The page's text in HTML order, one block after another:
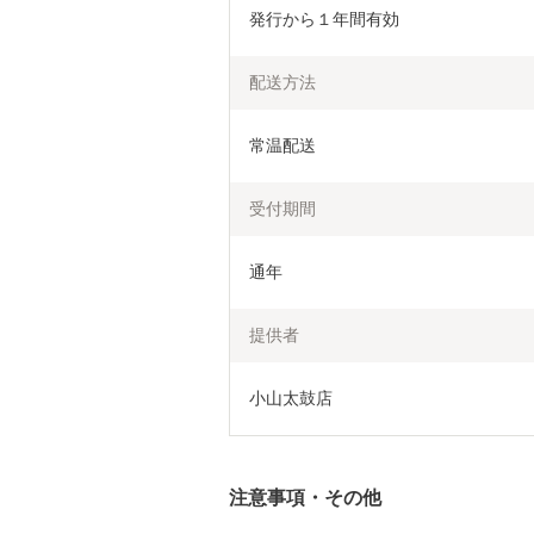
発行から１年間有効
配送方法
常温配送
受付期間
通年
提供者
小山太鼓店
注意事項・その他